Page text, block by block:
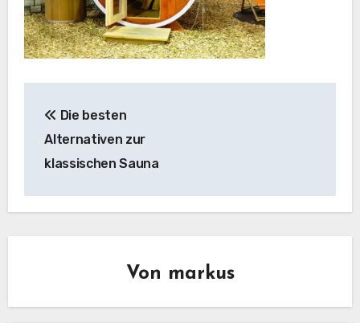
Die besten
Alternativen zur
klassischen Sauna
Von markus